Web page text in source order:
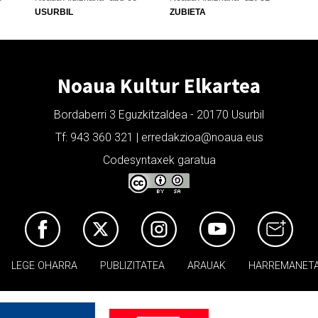
USURBIL ZUBIETA
Noaua Kultur Elkartea
Bordaberri 3 Eguzkitzaldea - 20170 Usurbil
Tf: 943 360 321 | erredakzioa@noaua.eus
Codesyntaxek garatua
LEGE OHARRA PUBLIZITATEA ARAUAK